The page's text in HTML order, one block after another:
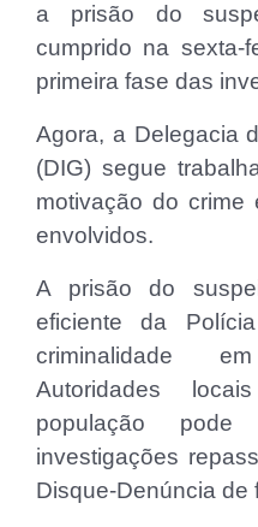
a prisão do
cumprido na sexta-
primeira fase das
Agora, a Delegacia
(DIG) segue
motivação do crime
envolvidos.
A prisão do
eficiente da
criminalidade em
Autoridades
população
investigações
Disque-Denúncia de